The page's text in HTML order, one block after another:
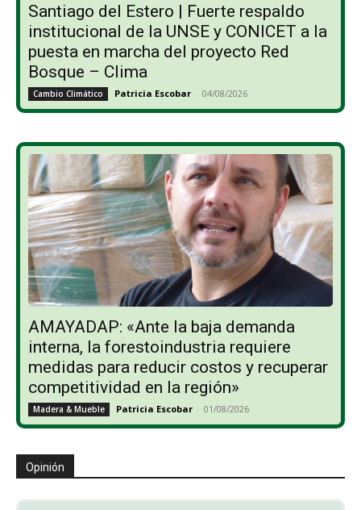
Santiago del Estero | Fuerte respaldo
institucional de la UNSE y CONICET a la
puesta en marcha del proyecto Red
Bosque – Clima
Cambio Climático Patricia Escobar - 04/08/2026
AMAYADAP: «Ante la baja demanda
interna, la forestoindustria requiere
medidas para reducir costos y recuperar
competitividad en la región»
Madera & Mueble Patricia Escobar - 01/08/2026
Opinión